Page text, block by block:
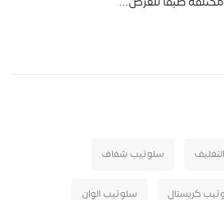
طبقا للغرض...
سلوتيب شفاف
كريستال سلوتيب الوان